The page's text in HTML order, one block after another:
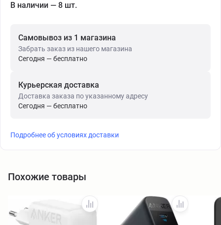
В наличии — 8 шт.
Самовывоз из 1 магазина
Забрать заказ из нашего магазина
Сегодня — бесплатно
Курьерская доставка
Доставка заказа по указанному адресу
Сегодня — бесплатно
Подробнее об условиях доставки
Похожие товары